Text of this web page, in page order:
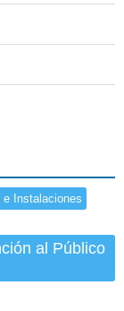
Instalaciones
al Público